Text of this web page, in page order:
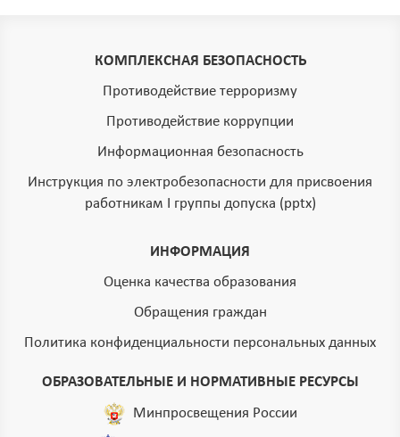
КОМПЛЕКСНАЯ БЕЗОПАСНОСТЬ
Противодействие терроризму
Противодействие коррупции
Информационная безопасность
Инструкция по электробезопасности для присвоения
работникам I группы допуска (pptx)
ИНФОРМАЦИЯ
Оценка качества образования
Обращения граждан
Политика конфиденциальности персональных данных
ОБРАЗОВАТЕЛЬНЫЕ И НОРМАТИВНЫЕ РЕСУРСЫ
Минпросвещения России